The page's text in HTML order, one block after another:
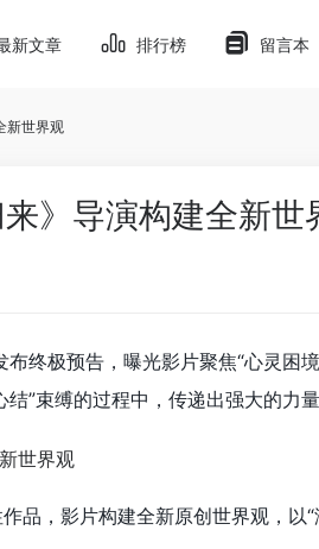
新文章 排行榜 留言本
新世界观
》导演构建全新世
布终极预告，曝光影片聚焦“心灵困
”束缚的过程中，传递出强大的力量
品，影片构建全新原创世界观，以